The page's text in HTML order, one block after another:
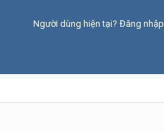
Người dùng hiện tại? Đăng nhập